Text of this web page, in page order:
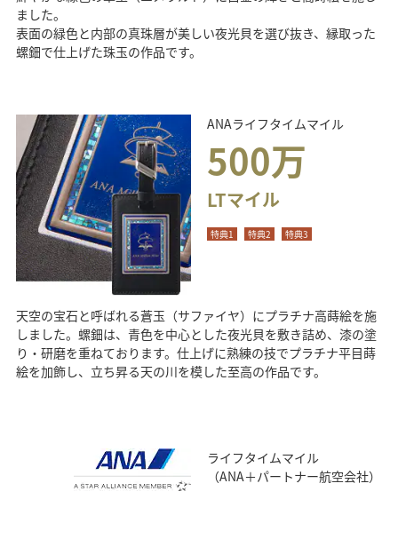
ました。
表面の緑色と内部の真珠層が美しい夜光貝を選び抜き、縁取った
螺鈿で仕上げた珠玉の作品です。
ANAライフタイムマイル
500万
LTマイル
特典1 特典2 特典3
天空の宝石と呼ばれる蒼玉（サファイヤ）にプラチナ高蒔絵を施
しました。螺鈿は、青色を中心とした夜光貝を敷き詰め、漆の塗
り・研磨を重ねております。仕上げに熟練の技でプラチナ平目蒔
絵を加飾し、立ち昇る天の川を模した至高の作品です。
ライフタイムマイル
（ANA＋パートナー航空会社）